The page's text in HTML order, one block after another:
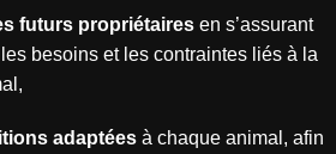
futurs propriétaires en s’assurant
besoins et les contraintes liés à la
adaptées à chaque animal, afin